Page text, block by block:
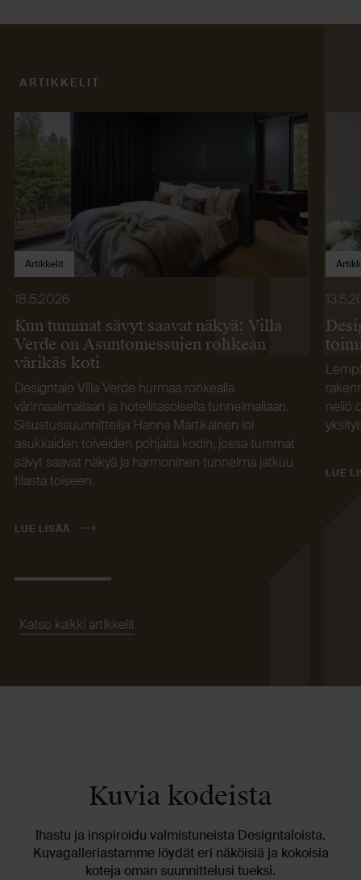
ARTIKKELIT
Artikkelit
18.5.2026
Kun tummat sävyt saavat näkyä: Villa
Verde on Asuntomessujen rohkean
värikäs koti
Designtalo Villa Verde hurmaa rohkealla
värimaailmallaan ja hotellitasoisella tunnelmallaan.
Sisustussuunnittelija Hanna Martikainen loi
asukkaiden toiveiden pohjalta kodin, jossa tummat
sävyt saavat näkyä ja harmoninen tunnelma jatkuu
tilasta toiseen.
LUE LISÄÄ
neliö
LUE
Katso kaikki artikkelit
Kuvia kodeista
Ihastu ja inspiroidu valmistuneista Designtaloista.
Kuvagalleriastamme löydät eri näköisiä ja kokoisia
koteja oman suunnittelusi tueksi.